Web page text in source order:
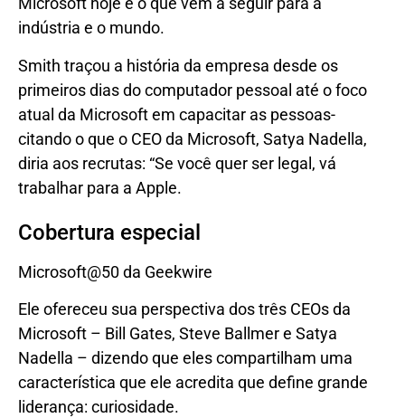
indústria e o mundo.
Smith traçou a história da empresa desde os
primeiros dias do computador pessoal até o foco
atual da Microsoft em capacitar as pessoas-
citando o que o CEO da Microsoft, Satya Nadella,
diria aos recrutas: “Se você quer ser legal, vá
trabalhar para a Apple.
Cobertura especial
Microsoft@50 da Geekwire
Ele ofereceu sua perspectiva dos três CEOs da
Microsoft – Bill Gates, Steve Ballmer e Satya
Nadella – dizendo que eles compartilham uma
característica que ele acredita que define grande
liderança: curiosidade.